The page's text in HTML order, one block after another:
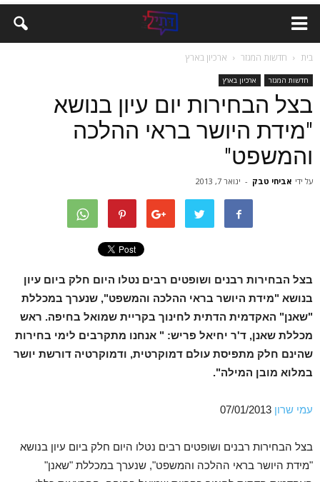
בית חדשות המגזר ארכיון בארץ
חדשות המגזר ארכיון בארץ
בצל הבחירות יום עיון בנושא
"מידת היושר בראי ההלכה
והמשפט"
על ידי אביחי טבק - ינואר 7, 2013
בצל הבחירות רבנים ושופטים רבים נטלו היום חלק ביום עיון
בנושא "מידת היושר בראי ההלכה והמשפט", שנערך במכללת
"שאנן" האקדמית הדתית לחינוך בקריית שמואל בחיפה. ראש
מכללת שאנן, ד'ר יחיאל פריש: " אנחנו מתקרבים לימי בחירות
שהינם חלק מתפיסת עולם דמוקרטית, ודמוקרטיה דורשת יושר
במלוא מובן המילה".
עמי שרון
בצל הבחירות רבנים ושופטים רבים נטלו היום חלק ביום עיון בנושא
"מידת היושר בראי ההלכה והמשפט", שנערך במכללת "שאנן"